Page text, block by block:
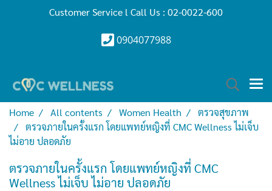
Customer Service l Call Us : 02-0022-600
0904077988
Home All contents Women Health
ตรวจสุขภาพ
ตรวจภายในครั้งแรก โดยแพทย์หญิงที่ CMC Wellness ไม่เจ็บ
ไม่อาย ปลอดภัย
ตรวจภายในครั้งแรก โดยแพทย์หญิงที่ CMC
Wellness ไม่เจ็บ ไม่อาย ปลอดภัย